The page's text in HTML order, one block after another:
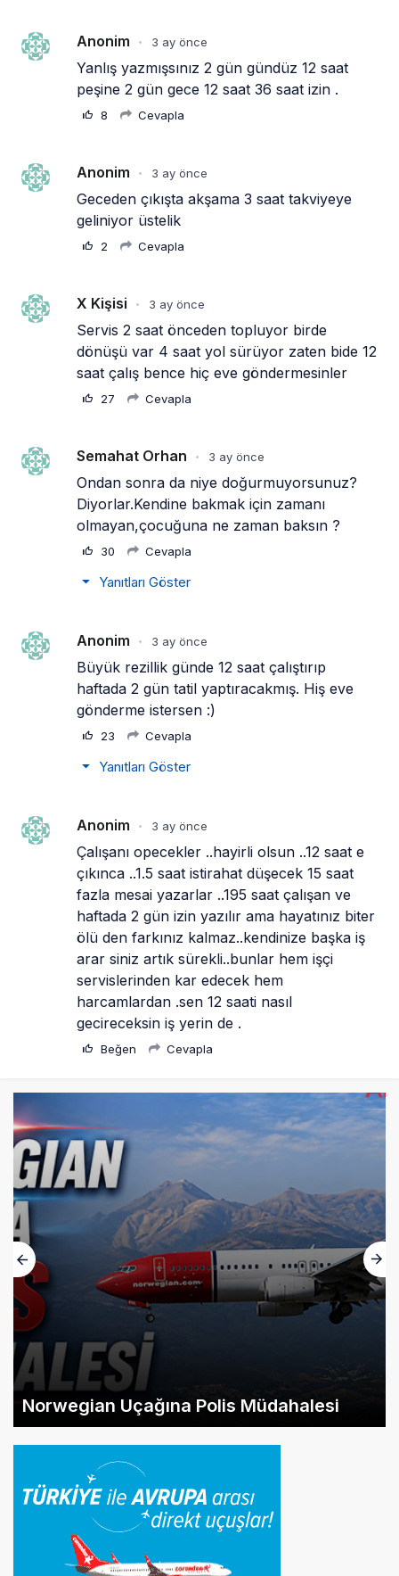
Anonim • 3 ay önce
Yanlış yazmışsınız 2 gün gündüz 12 saat
peşine 2 gün gece 12 saat 36 saat izin .
8 Cevapla
Anonim • 3 ay önce
Geceden çıkışta akşama 3 saat takviyeye
geliniyor üstelik
2 Cevapla
X Kişisi • 3 ay önce
Servis 2 saat önceden topluyor birde
dönüşü var 4 saat yol sürüyor zaten bide 12
saat çalış bence hiç eve göndermesinler
27 Cevapla
Semahat Orhan • 3 ay önce
Ondan sonra da niye doğurmuyorsunuz?
Diyorlar.Kendine bakmak için zamanı
olmayan,çocuğuna ne zaman baksın ?
30 Cevapla
Yanıtları Göster
Anonim • 3 ay önce
Büyük rezillik günde 12 saat çalıştırıp
haftada 2 gün tatil yaptıracakmış. Hiş eve
gönderme istersen :)
23 Cevapla
Yanıtları Göster
Anonim • 3 ay önce
Çalışanı opecekler ..hayirli olsun ..12 saat e
çıkınca ..1.5 saat istirahat düşecek 15 saat
fazla mesai yazarlar ..195 saat çalışan ve
haftada 2 gün izin yazılır ama hayatınız biter
ölü den farkınız kalmaz..kendinize başka iş
arar siniz artık sürekli..bunlar hem işçi
servislerinden kar edecek hem
harcamlardan .sen 12 saati nasıl
gecireceksin iş yerin de .
Beğen Cevapla
Norwegian Uçağına Polis Müdahalesi